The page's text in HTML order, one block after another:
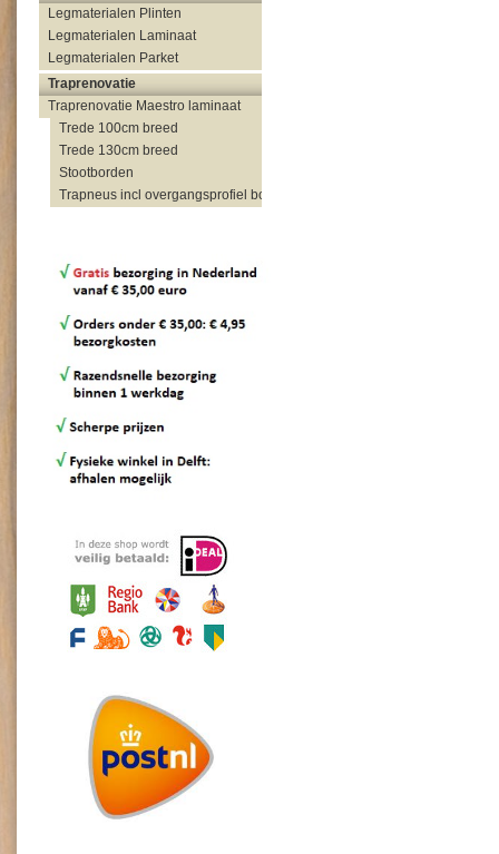
Legmaterialen Plinten
Legmaterialen Laminaat
Legmaterialen Parket
Traprenovatie
Traprenovatie Maestro laminaat
Trede 100cm breed
Trede 130cm breed
Stootborden
Trapneus incl overgangsprofiel bovenzijde trap